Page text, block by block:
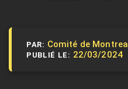
PAR: Comité de Montreal
PUBLIÉ LE: 22/03/2024